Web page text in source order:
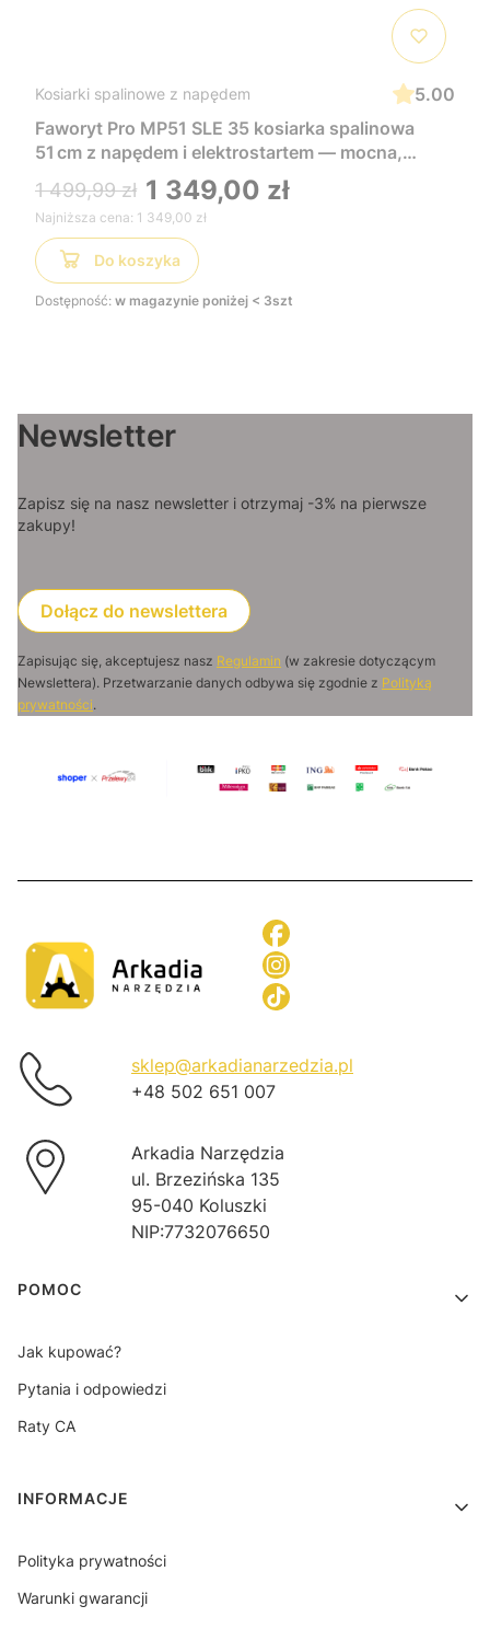
Kosiarki spalinowe z napędem
5.00
Faworyt Pro MP51 SLE 35 kosiarka spalinowa
51 cm z napędem i elektrostartem — mocna,
wygodna i łatwa w uruchomieniu, idealna do
dużych trawników
1 499,99 zł 1 349,00 zł
Najniższa cena: 1 349,00 zł
Do koszyka
Dostępność: w magazynie poniżej < 3szt
Newsletter
Zapisz się na nasz newsletter i otrzymaj -3% na pierwsze
zakupy!
Dołącz do newslettera
Zapisując się, akceptujesz nasz Regulamin (w zakresie dotyczącym
Newslettera). Przetwarzanie danych odbywa się zgodnie z Polityką
prywatności.
sklep@arkadianarzedzia.pl
+48 502 651 007
Arkadia Narzędzia
ul. Brzezińska 135
95-040 Koluszki
NIP:7732076650
Linki w stopce
POMOC
Jak kupować?
Pytania i odpowiedzi
Raty CA
INFORMACJE
Polityka prywatności
Warunki gwarancji